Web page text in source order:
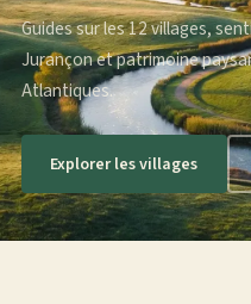
Guides sur les 12 villages,
Jurançon et patrimoine
Atlantiques.
Explorer les villages